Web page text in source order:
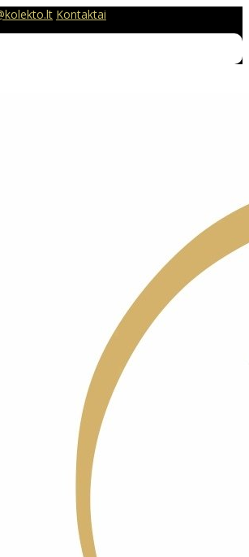
Kontaktai